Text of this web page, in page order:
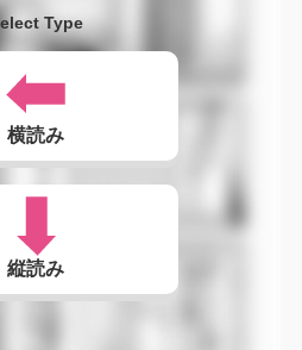
Type
横読み
縦読み